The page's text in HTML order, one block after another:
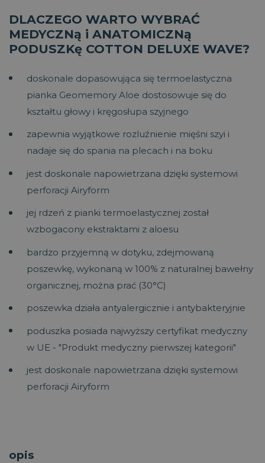
DLACZEGO WARTO WYBRAĆ
MEDYCZNą i ANATOMICZNą
PODUSZKę COTTON DELUXE WAVE?
doskonale dopasowująca się termoelastyczna
pianka Geomemory Aloe dostosowuje się do
kształtu głowy i kręgosłupa szyjnego
zapewnia wyjątkowe rozluźnienie mięśni szyi i
nadaje się do spania na plecach i na boku
jest doskonale napowietrzana dzięki systemowi
perforacji Airyform
jej rdzeń z pianki termoelastycznej został
wzbogacony ekstraktami z aloesu
bardzo przyjemną w dotyku, zdejmowaną
poszewkę, wykonaną w 100% z naturalnej bawełny
organicznej, można prać (30°C)
poszewka działa antyalergicznie i antybakteryjnie
poduszka posiada najwyższy certyfikat medyczny
w UE - "Produkt medyczny pierwszej kategorii"
jest doskonale napowietrzana dzięki systemowi
perforacji Airyform
opis